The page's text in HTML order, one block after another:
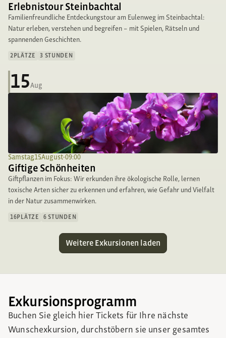
Erlebnistour Steinbachtal
Familienfreundliche Entdeckungstour am Eulenweg im Steinbachtal:
Natur erleben, verstehen und begreifen – mit Spielen, Rätseln und
spannenden Geschichten.
2 PLÄTZE 3 STUNDEN
15Aug
Samstag,15.August-09:00
Giftige Schönheiten
Giftpflanzen im Fokus: Wir erkunden ihre ökologische Rolle, lernen
toxische Arten sicher zu erkennen und erfahren, wie Gefahr und Vielfalt
in der Natur zusammenwirken.
16PLÄTZE 6 STUNDEN
Weitere Exkursionen laden
Exkursionsprogramm
Buchen Sie gleich hier Tickets für Ihre nächste
Wunschexkursion, durchstöbern sie unser gesamtes